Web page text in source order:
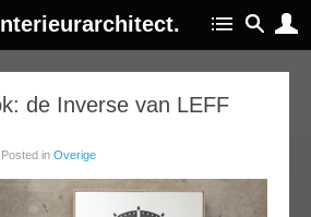
de Inverse van LEFF
. Posted in Overige